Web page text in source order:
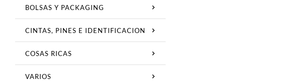
BOLSAS Y PACKAGING
CINTAS, PINES E IDENTIFICACION
COSAS RICAS
VARIOS